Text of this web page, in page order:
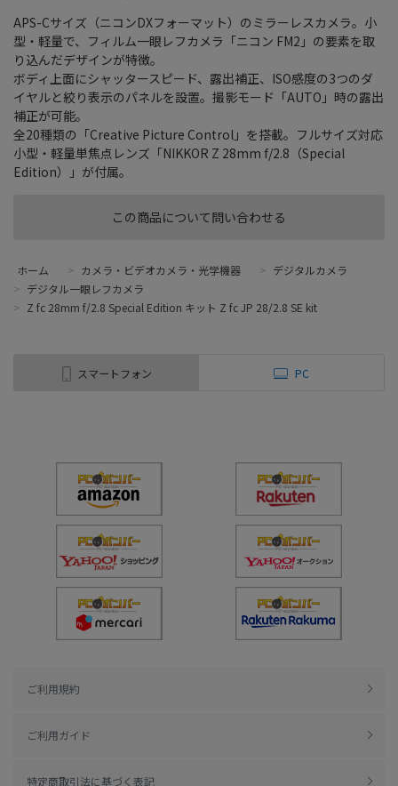
この商品について問い合わせる
APS-Cサイズ（ニコンDXフォーマット）のミラーレスカメラ。小
型・軽量で、フィルム一眼レフカメラ「ニコン FM2」の要素を取
り込んだデザインが特徴。
ボディ上面にシャッタースピード、露出補正、ISO感度の3つのダ
イヤルと絞り表示のパネルを設置。撮影モード「AUTO」時の露出
補正が可能。
全20種類の「Creative Picture Control」を搭載。フルサイズ対応
小型・軽量単焦点レンズ「NIKKOR Z 28mm f/2.8（Special
Edition）」が付属。
ホーム > カメラ・ビデオカメラ・光学機器 > デジタルカメラ
> デジタル一眼レフカメラ
> Z fc 28mm f/2.8 Special Edition キット Z fc JP 28/2.8 SE kit
スマートフォン PC
ご利用規約
ご利用ガイド
特定商取引法に基づく表記